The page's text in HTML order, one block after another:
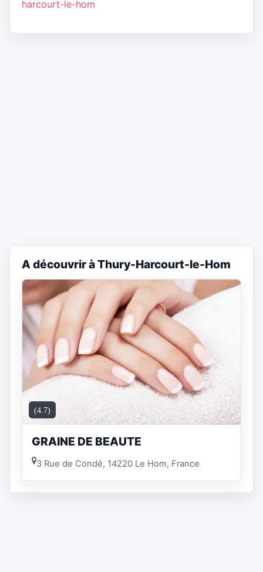
harcourt-le-hom
A découvrir à Thury-Harcourt-le-Hom
(4.7)
GRAINE DE BEAUTE
3 Rue de Condé, 14220 Le Hom, France